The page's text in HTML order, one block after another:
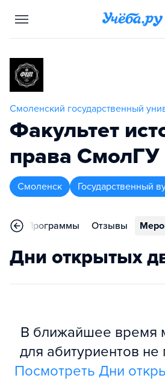
Смоленский государственный
Факультет
права СмолГУ
Смоленск Государственный
Программы Отзывы
Дни открытых
В ближайшее время
для абитуриентов не
Посмотреть Дни